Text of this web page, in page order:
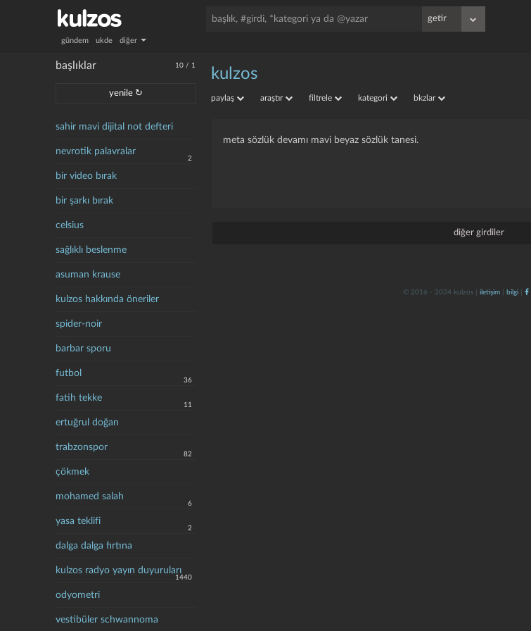
gündem ukde diğer
10 / 1
başlıklar
yenile ↻
sahir mavi dijital not defteri
nevrotik palavralar
2
bir video bırak
bir şarkı bırak
celsius
sağlıklı beslenme
asuman krause
kulzos hakkında öneriler
spider-noir
barbar sporu
futbol
36
fatih tekke
11
ertuğrul doğan
trabzonspor
82
çökmek
mohamed salah
6
yasa teklifi
2
dalga dalga fırtına
kulzos radyo yayın duyuruları
1440
odyometri
vestibüler schwannoma
kulzos
paylaş araştır filtrele kategori bkzlar
meta sözlük devamı mavi beyaz sözlük tanesi.
diğer girdiler
© 2016 - 2024 kulzos | iletişim bilgi